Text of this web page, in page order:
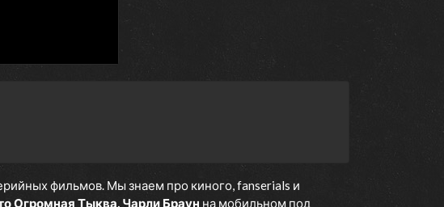
фильмов. Мы знаем про киного, fanserials и
Огромная Тыква, Чарли Браун на мобильном под